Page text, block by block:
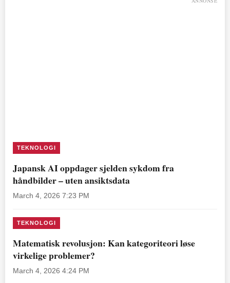
TEKNOLOGI
Japansk AI oppdager sjelden sykdom fra
håndbilder – uten ansiktsdata
March 4, 2026 7:23 PM
TEKNOLOGI
Matematisk revolusjon: Kan kategoriteori løse
virkelige problemer?
March 4, 2026 4:24 PM